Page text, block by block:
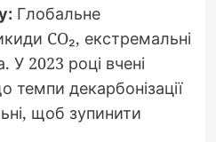
Глобальне
CO₂, екстремальні
У 2023 році вчені
темпи декарбонізації
щоб зупинити